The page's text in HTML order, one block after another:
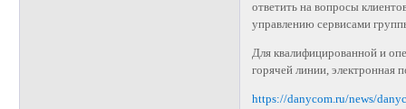
ответить на вопросы
управлению сервисами
Для квалифицированной и
горячей линии, электронная
https://danycom.ru/news/